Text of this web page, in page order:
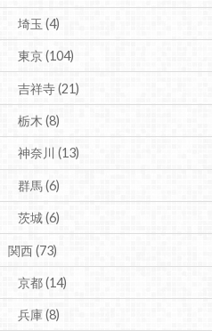
埼玉(4)
東京(104)
吉祥寺(21)
栃木(8)
神奈川(13)
群馬(6)
茨城(6)
関西(73)
京都(14)
兵庫(8)